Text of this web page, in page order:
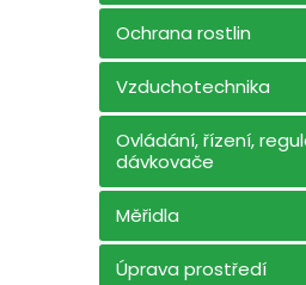
l
Ochrana rostlin
Vzduchotechnika
Ovládání, řízení,
dávkovače
Měřidla
Úprava prostředí